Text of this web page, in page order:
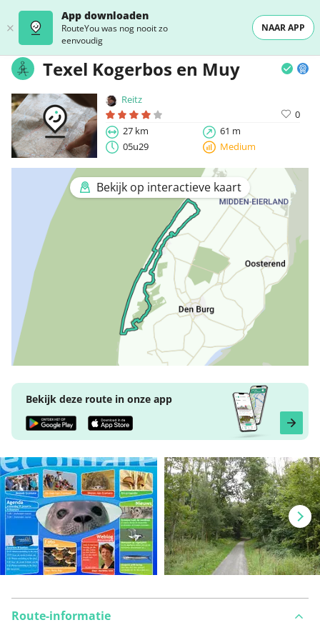
App downloaden
RouteYou was nog nooit zo
eenvoudig
NAAR APP
Texel Kogerbos en Muy
Reitz
0
27 km
61 m
05u29
Medium
Bekijk op interactieve kaart
Bekijk deze route in onze app
Route-informatie